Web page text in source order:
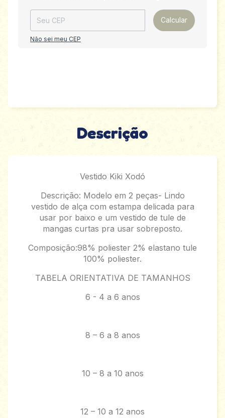
Calcular
Não sei meu CEP
Descrição
Vestido Kiki Xodó
Descrição: Modelo em 2 peças- Lindo
vestido de alça com estampa delicada para
usar por baixo e um vestido de tule de
mangas curtas pra usar sobreposto.
Composição:98% poliester 2% elastano tule
100% poliester.
TABELA ORIENTATIVA DE TAMANHOS
6 - 4 a 6 anos
8 – 6 a 8 anos
10 – 8 a 10 anos
12 – 10 a 12 anos